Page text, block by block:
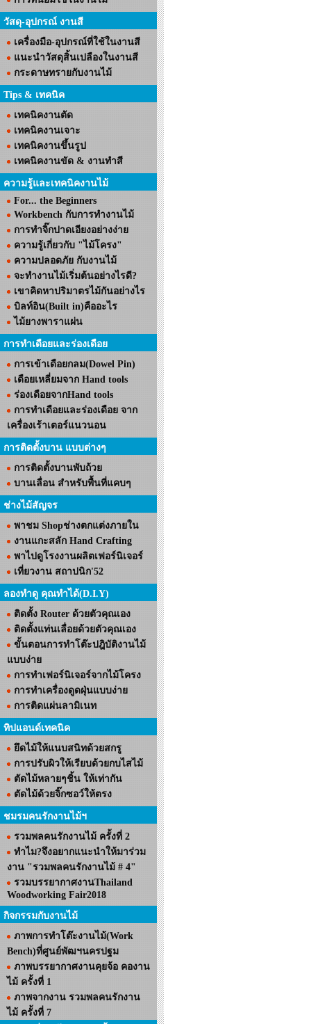
วัสดุ-อุปกรณ์ งานสี
เครื่องมือ-อุปกรณ์ที่ใช้ในงานสี
แนะนำวัสดุสิ้นเปลืองในงานสี
กระดาษทรายกับงานไม้
Tips & เทคนิค
เทคนิคงานตัด
เทคนิคงานเจาะ
เทคนิคงานขึ้นรูป
เทคนิคงานขัด & งานทำสี
ความรู้และเทคนิคงานไม้
For... the Beginners
Workbench กับการทำงานไม้
การทำจิ๊กปาดเอียงอย่างง่าย
ความรู้เกี่ยวกับ "ไม้โครง"
ความปลอดภัย กับงานไม้
จะทำงานไม้เริ่มต้นอย่างไรดี?
เขาคิดหาปริมาตรไม้กันอย่างไร
บิลท์อิน(Built in)คืออะไร
ไม้ยางพาราแผ่น
การทำเดือยและร่องเดือย
การเข้าเดือยกลม(Dowel Pin)
เดือยเหลี่ยมจาก Hand tools
ร่องเดือยจากHand tools
การทำเดือยและร่องเดือย จาก
เครื่องเร้าเตอร์แนวนอน
การติดตั้งบาน แบบต่างๆ
การติดตั้งบานพับถ้วย
บานเลื่อน สำหรับพื้นที่แคบๆ
ช่างไม้สัญจร
พาชม Shopช่างตกแต่งภายใน
งานแกะสลัก Hand Crafting
พาไปดูโรงงานผลิตเฟอร์นิเจอร์
เที่ยวงาน สถาปนิก'52
ลองทำดู คุณทำได้(D.I.Y)
ติดตั้ง Router ด้วยตัวคุณเอง
ติดตั้งแท่นเลื่อยด้วยตัวคุณเอง
ขั้นตอนการทำโต๊ะปฎิบัติงานไม้
แบบง่าย
การทำเฟอร์นิเจอร์จากไม้โครง
การทำเครื่องดูดฝุ่นแบบง่าย
การติดแผ่นลามิเนท
ทิปแอนด์เทคนิค
ยึดไม้ให้แนบสนิทด้วยสกรู
การปรับผิวให้เรียบด้วยกบไสไม้
ตัดไม้หลายๆชิ้น ให้เท่ากัน
ตัดไม้ด้วยจิ๊กซอว์ให้ตรง
ชมรมคนรักงานไม้ฯ
รวมพลคนรักงานไม้ ครั้งที่ 2
ทำไม?จึงอยากแนะนำให้มาร่วม
งาน "รวมพลคนรักงานไม้ # 4"
รวมบรรยากาศงานThailand
Woodworking Fair2018
กิจกรรมกับงานไม้
ภาพการทำโต๊ะงานไม้(Work
Bench)ที่ศูนย์พัฒฯนครปฐม
ภาพบรรยากาศงานคุยจ้อ คองาน
ไม้ ครั้งที่ 1
ภาพจากงาน รวมพลคนรักงาน
ไม้ ครั้งที่ 7